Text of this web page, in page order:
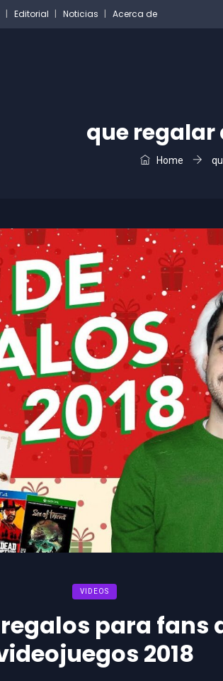
Editorial Noticias Acerca de
que regalar
Home
VIDEOS
para fans
2018